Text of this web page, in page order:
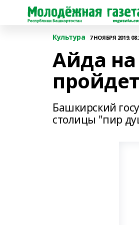
Культура 7 НОЯБРЯ 2019,
Айда на
Башкирский
столицы "пир